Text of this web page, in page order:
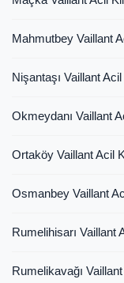
Mahmutbey Vaillant
Nişantaşı Vaillant
Okmeydanı Vaillant
Ortaköy Vaillant Acil
Osmanbey Vaillant
Rumelihisarı Vaillant
Rumelikavağı